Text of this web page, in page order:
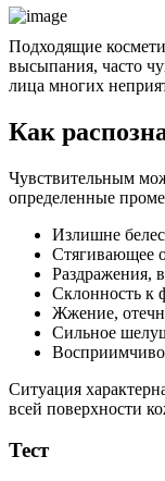
Подходящие
высыпания, часто
лица многих
Как
Чувствительным
определенные
Излишне
Стягивающее
Раздражения,
Склонность к
Жжение,
Сильное
Ситуация
всей поверхности
Тест